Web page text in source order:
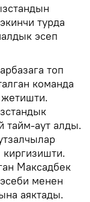
турда
эсеп
топ
команда
жетишти.
тайм-аут алды.
Максадбек
менен
аяктады.